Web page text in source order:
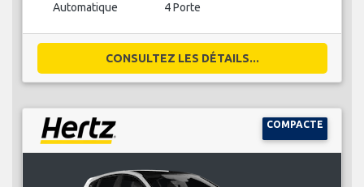
Automatique 4 Porte
CONSULTEZ LES DÉTAILS...
COMPACTE